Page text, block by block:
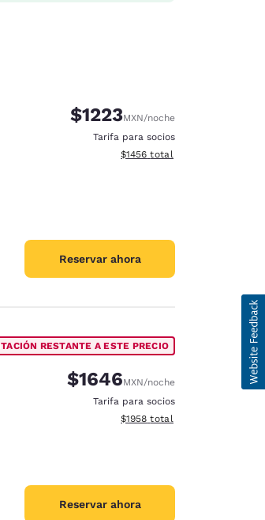
$1223MXN/noche
Tarifa para socios
Ver detalles del total estimado
$1456 total
Reservar ahora
RESTANTE A ESTE PRECIO
$1646MXN/noche
Tarifa para socios
Ver detalles del total estimado
$1958 total
Reservar ahora